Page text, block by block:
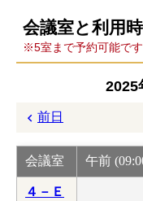
会議室と利用
※5室まで予約可能です
2025
前日
会議室 午前
４－Ｅ